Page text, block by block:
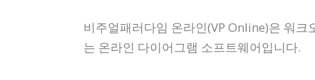
비주얼패러다임 온라인(VP Online)은 워크
는 온라인 다이어그램 소프트웨어입니다.